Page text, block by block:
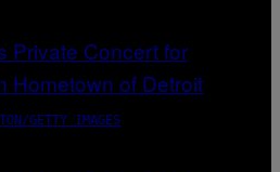
GETTY IMAGES